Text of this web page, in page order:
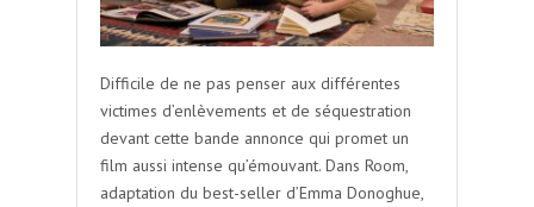
Difficile de ne pas penser aux différentes
victimes d’enlèvements et de séquestration
devant cette bande annonce qui promet un
film aussi intense qu’émouvant. Dans Room,
adaptation du best-seller d’Emma Donoghue,